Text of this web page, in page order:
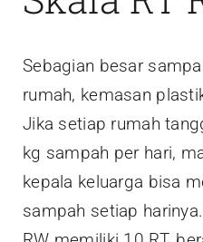
Sebagian besar
rumah, kemasan
Jika setiap rumah
kg sampah per hari,
kepala keluarga bisa
sampah setiap